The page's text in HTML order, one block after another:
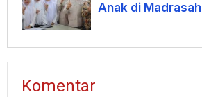
Anak di Madrasah
Komentar